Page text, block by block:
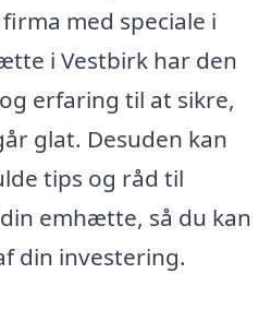
med speciale i
i Vestbirk har den
erfaring til at sikre,
glat. Desuden kan
tips og råd til
emhætte, så du kan
din investering.